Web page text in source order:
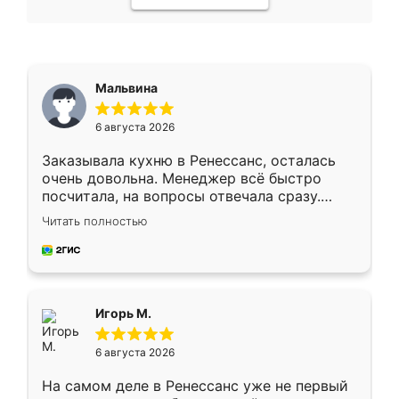
Мальвина
6 августа 2026
Заказывала кухню в Ренессанс, осталась
очень довольна. Менеджер всё быстро
посчитала, на вопросы отвечала сразу.
Замерщик приехал в субботу, подошёл к
делу со всей ответственностью. Собрали
за день, ребята работали аккуратно, даже
Читать полностью
Игорь М.
6 августа 2026
На самом деле в Ренессанс уже не первый